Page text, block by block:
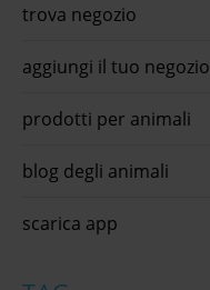
trova negozio
aggiungi il tuo negozio
prodotti per animali
blog degli animali
scarica app